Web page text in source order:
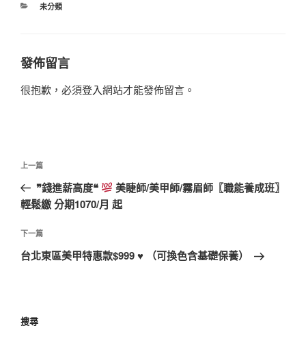
分
未分類
發佈留言
很抱歉，必須登入網站才能發佈留言。
文
導
覽
上
一
篇
章
上一篇
❞錢進薪高度❝
美睫師/美甲師/霧眉師〖職能養成班〗
輕鬆繳 分期1070/月 起
下
一
下一篇
台北東區美甲特惠款$999 ♥ （可換色含基礎保養）
搜尋